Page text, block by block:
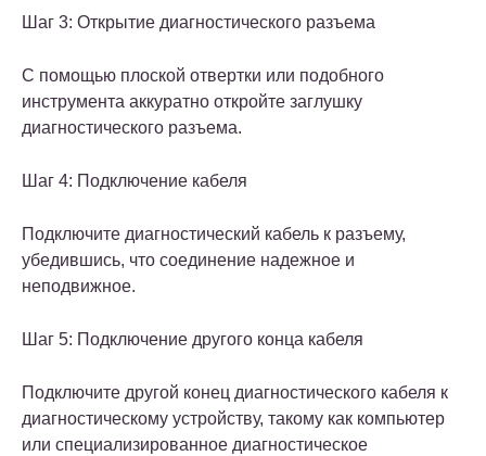
Шаг 3: Открытие диагностического разъема
С помощью плоской отвертки или подобного
инструмента аккуратно откройте заглушку
диагностического разъема.
Шаг 4: Подключение кабеля
Подключите диагностический кабель к разъему,
убедившись, что соединение надежное и
неподвижное.
Шаг 5: Подключение другого конца кабеля
Подключите другой конец диагностического кабеля к
диагностическому устройству, такому как компьютер
или специализированное диагностическое